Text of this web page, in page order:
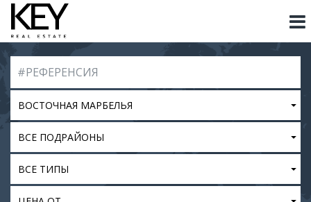
ВОСТОЧНАЯ МАРБЕЛЬЯ
ВСЕ ПОДРАЙОНЫ
ВСЕ ТИПЫ